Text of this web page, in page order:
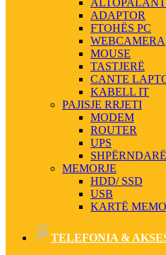
ALTOPALANT
ADAPTOR
FTOHËS PC
WEBCAMERA
MOUSE
TASTJERË
CANTE
KABELL IT
PAJISJE RRJETI
MODEM
ROUTER
UPS
MEMORJE
HDD/ SSD
USB
KARTË
TELEFONIA &